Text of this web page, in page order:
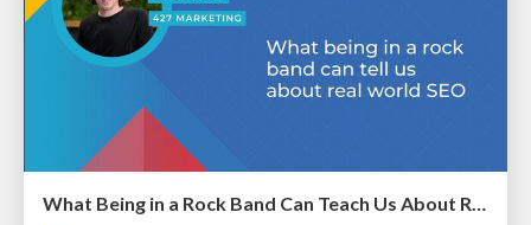
What Being in a Rock Band Can Teach Us About Real World SEO